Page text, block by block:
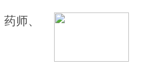
师、